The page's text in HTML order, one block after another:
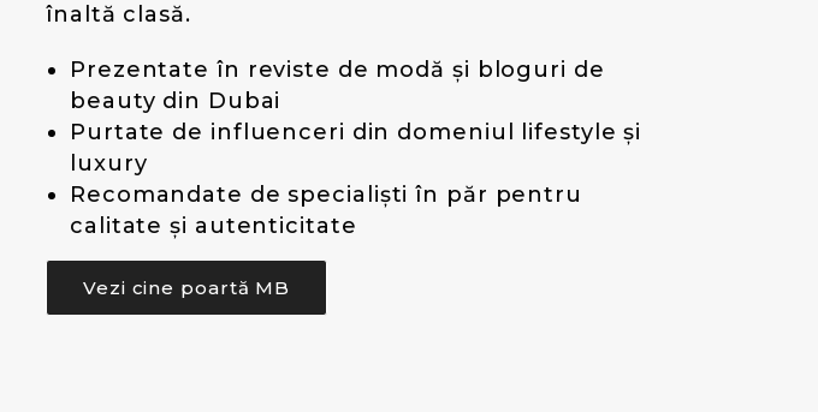
înaltă clasă.
Prezentate în reviste de modă și bloguri de
beauty din Dubai
Purtate de influenceri din domeniul lifestyle și
luxury
Recomandate de specialiști în păr pentru
calitate și autenticitate
Vezi cine poartă MB